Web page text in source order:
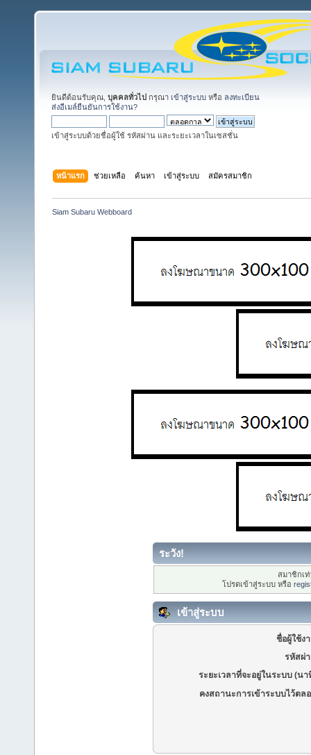
ยินดีต้อนรับคุณ, บุคคลทั่วไป กรุณา เข้าสู่ระบบ หรือ ลงทะเบียน
ส่งอีเมล์ยืนยันการใช้งาน?
เข้าสู่ระบบด้วยชื่อผู้ใช้ รหัสผ่าน และระยะเวลาในเซสชั่น
หน้าแรก ช่วยเหลือ ค้นหา เข้าสู่ระบบ สมัครสมาชิก
Siam Subaru Webboard
ระวัง!
สมาชิกเ
โปรดเข้าสู่ระบบ หรือ
เข้าสู่ระบบ
ชื่อผู้ใช้ง
รหัสผ่
ระยะเวลาที่จะอยู่ในระบบ (นา
คงสถานะการเข้าระบบไว้ตล